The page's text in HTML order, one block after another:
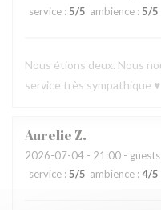
service : 5/5 ambience : 5/5
Nous étions deux. Nous
service très sympathique ♥️
Aurelie Z
2026-07-04 - 21:00 -
service : 5/5 ambience : 4/5